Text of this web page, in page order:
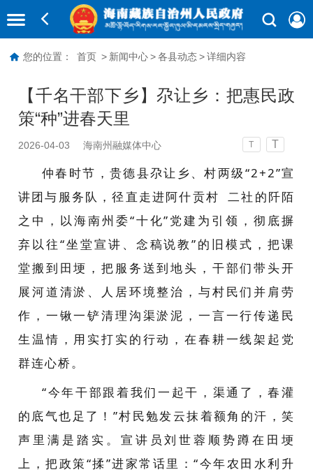
您的位置： 首页 > 新闻中心 > 各县动态 > 详细内容
【千名干部下乡】尕让乡：把惠民政
策“种”进春天里
2026-04-03 海南州融媒体中心 T T
仲春时节， 贵德县尕让 乡、村两级“2+2”宣
讲团与服务队，径直走进阿什贡村
二社的阡陌
之中，以海南州委“十化”党建为引领，彻底摒
弃以往“坐堂宣讲、念稿说教”的旧模式， 把课
堂搬到田埂，把服务送到地头，干部们带头开
展河道清淤、人居环境整治，与村民们并肩劳
作，一锹一铲清理沟渠淤泥，一言一行传递民
生温情，用实打实的行动，在春耕一线架起党
群连心桥。
“今年干部跟着我们一起干，渠通了，春灌
的底气也足了！”村民勉发云抹着额角的汗，笑
声里满是踏实。宣讲员刘世蓉顺势蹲在田埂
上，把政策“揉”进家常话里：“今年农田水利升